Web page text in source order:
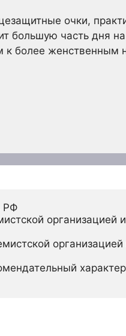
очки,
большую часть дня
к более женственным
РФ
организацией